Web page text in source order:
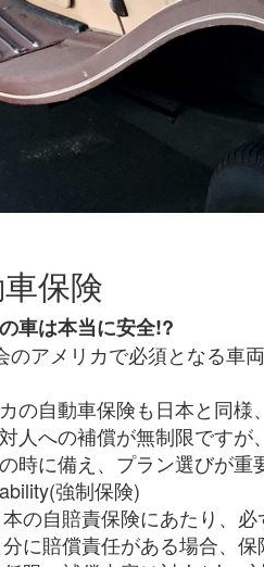
保険
車は本当に安全!?
のアメリカで必須となる車
の自動車保険も日本と同様
人への補償が無制限ですが
時に備え、プラン選びが重
強制保険)
の自賠責保険にあたり、必
に賠償責任がある場合、